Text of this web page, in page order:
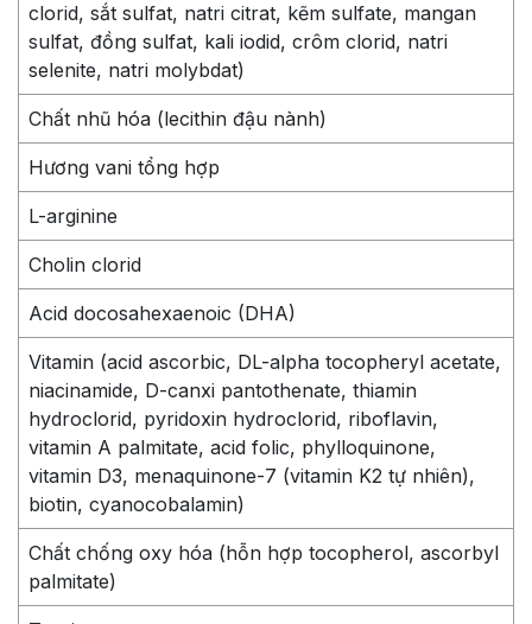
clorid, sắt sulfat, natri citrat, kẽm sulfate, mangan
sulfat, đồng sulfat, kali iodid, crôm clorid, natri
selenite, natri molybdat)
Chất nhũ hóa (lecithin đậu nành)
Hương vani tổng hợp
L-arginine
Cholin clorid
Acid docosahexaenoic (DHA)
Vitamin (acid ascorbic, DL-alpha tocopheryl acetate,
niacinamide, D-canxi pantothenate, thiamin
hydroclorid, pyridoxin hydroclorid, riboflavin,
vitamin A palmitate, acid folic, phylloquinone,
vitamin D3, menaquinone-7 (vitamin K2 tự nhiên),
biotin, cyanocobalamin)
Chất chống oxy hóa (hỗn hợp tocopherol, ascorbyl
palmitate)